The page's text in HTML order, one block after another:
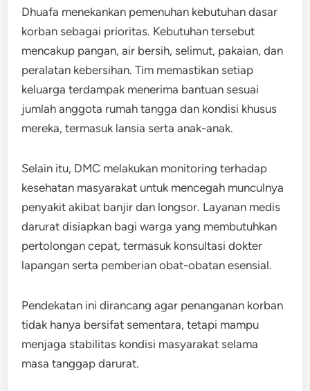
Dhuafa menekankan pemenuhan kebutuhan dasar
korban sebagai prioritas. Kebutuhan tersebut
mencakup pangan, air bersih, selimut, pakaian, dan
peralatan kebersihan. Tim memastikan setiap
keluarga terdampak menerima bantuan sesuai
jumlah anggota rumah tangga dan kondisi khusus
mereka, termasuk lansia serta anak-anak.
Selain itu, DMC melakukan monitoring terhadap
kesehatan masyarakat untuk mencegah munculnya
penyakit akibat banjir dan longsor. Layanan medis
darurat disiapkan bagi warga yang membutuhkan
pertolongan cepat, termasuk konsultasi dokter
lapangan serta pemberian obat-obatan esensial.
Pendekatan ini dirancang agar penanganan korban
tidak hanya bersifat sementara, tetapi mampu
menjaga stabilitas kondisi masyarakat selama
masa tanggap darurat.